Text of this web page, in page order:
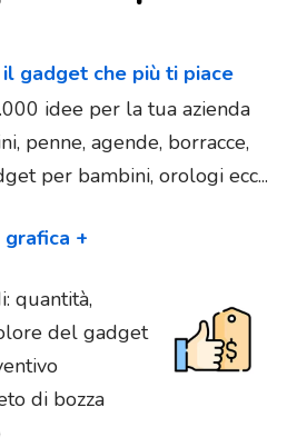
gadget che più ti piace
idee per la tua azienda
penne, agende, borracce,
per bambini, orologi ecc...
grafica +
quantità,
del gadget
di bozza